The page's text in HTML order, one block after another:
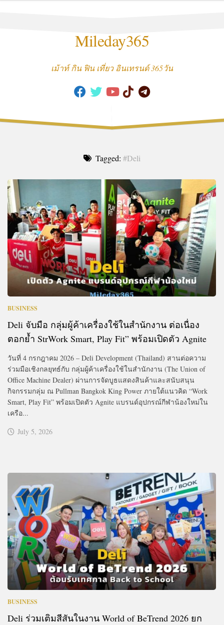
Mileday365
เม้าท์ กิน ฟิน เที่ยว อินเทรนด์ 365วัน
Tagged: #Deli
BUSINESS
Deli จับมือ กลุ่มผู้ค้าเครื่องใช้ในสำนักงาน ต่อเนื่อง
ตอกย้ำ StrWork Smart, Play Fit” พร้อมเปิดตัว Agnite
วันที่ 4 กรกฎาคม 2026 – Deli Development (Thailand) สานต่อความ
ร่วมมือเชิงกลยุทธ์กับ กลุ่มผู้ค้าเครื่องใช้ในสำนักงาน (The Union of
Office Machine Dealer) ผ่านการจัดบูธแสดงสินค้าและสนับสนุน
กิจกรรมกลุ่ม ณ Pullman Bangkok King Power ภายใต้แนวคิด “Work
Smart, Play Fit” พร้อมเปิดตัว Agnite แบรนด์อุปกรณ์กีฬาน้องใหม่ใน
เครือ...
July 5, 2026
BUSINESS
Deli ร่วมเติมสีสันในงาน World of BeTrend 2026 ยก